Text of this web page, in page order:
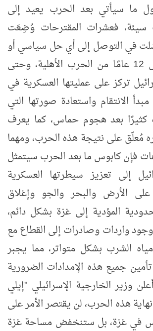
ما سيأتي بعد الحرب يعيد إلى
سيئة، فعشرات المقترحات وُضِعَت
في التوصل إلى أي حل سياسي أو
حتى أمني خلال 12 عامًا من الحرب الأهلية، وحتى
تركز على عمليتها العسكرية في
الانتقام واستعادة صورتها التي
بعد هجوم حماس، كما يعرف
مُعلّق على نتيجة هذه الحرب، ومهما
فإن كابوس ما بعد الحرب سيتمثل
إلى تعزيز سيطرتها العسكرية
على الأرض والبحر والجو وإغلاق
المؤدية إلى غزة بشكل دائم،
واردات وصادرات إلى القطاع مع
الشرب بشكل متواتر، مما يجبر
جميع هذه الإمدادات الضرورية
وزير الخارجية الإسرائيلي "إيلي
هذه الحرب، لن يقتصر الأمر على
في غزة، بل ستنخفض مساحة غزة